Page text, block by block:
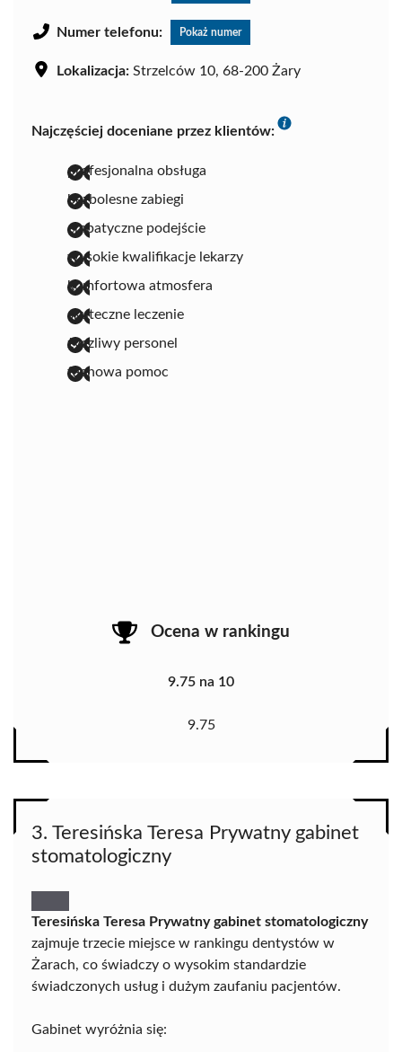
Numer telefonu: Pokaż numer
Lokalizacja: Strzelców 10, 68-200 Żary
Najczęściej doceniane przez klientów:
profesjonalna obsługa
bezbolesne zabiegi
empatyczne podejście
wysokie kwalifikacje lekarzy
komfortowa atmosfera
skuteczne leczenie
życzliwy personel
fachowa pomoc
Ocena w rankingu
9.75 na 10
9.75
3. Teresińska Teresa Prywatny gabinet
stomatologiczny
Teresińska Teresa Prywatny gabinet stomatologiczny
zajmuje trzecie miejsce w rankingu dentystów w
Żarach, co świadczy o wysokim standardzie
świadczonych usług i dużym zaufaniu pacjentów.
Gabinet wyróżnia się: